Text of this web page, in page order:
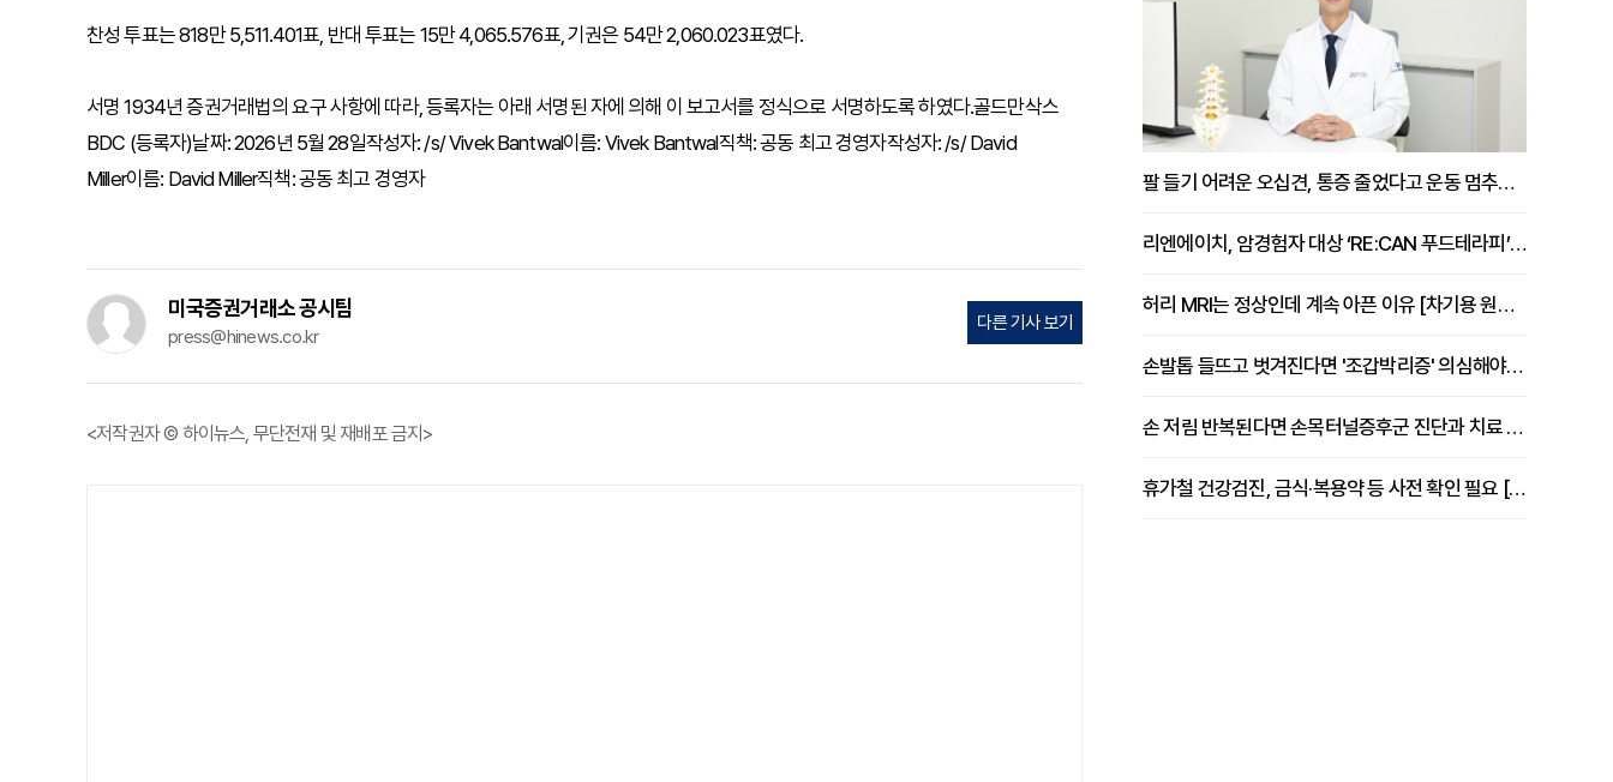
찬성 투표는 818만 5,511.401표, 반대 투표는 15만 4,065.576표, 기권은 54만 2,060.023표였다.
서명 1934년 증권거래법의 요구 사항에 따라, 등록자는 아래 서명된 자에 의해 이 보고서를 정식으로 서명하도록 하였다.골드만삭스
BDC (등록자)날짜: 2026년 5월 28일작성자: /s/ Vivek Bantwal이름: Vivek Bantwal직책: 공동 최고 경영자작성자: /s/ David
Miller이름: David Miller직책: 공동 최고 경영자
미국증권거래소 공시팀
press@hinews.co.kr
다른 기사 보기
<저작권자 © 하이뉴스, 무단전재 및 재배포 금지>
팔 들기 어려운 오십견, 통증 줄었다고 운동 멈추면 안 되는 이유 [이병욱 원장 칼럼]
리엔에이치, 암경험자 대상 ‘RE:CAN 푸드테라피’ 운영
허리 MRI는 정상인데 계속 아픈 이유 [차기용 원장 칼럼]
손발톱 들뜨고 벗겨진다면 '조갑박리증' 의심해야 [김철윤 원장 칼럼]
손 저림 반복된다면 손목터널증후군 진단과 치료 시기 살펴야 [김동현 원장 칼럼]
휴가철 건강검진, 금식·복용약 등 사전 확인 필요 [정도감 원장 칼럼]